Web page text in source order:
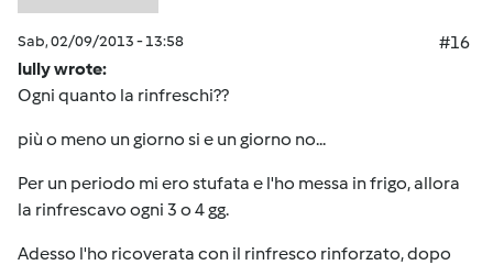
Sab, 02/09/2013 - 13:58
#16
lully wrote:
Ogni quanto la rinfreschi??
più o meno un giorno si e un giorno no...
Per un periodo mi ero stufata e l'ho messa in frigo, allora
la rinfrescavo ogni 3 o 4 gg.
Adesso l'ho ricoverata con il rinfresco rinforzato, dopo